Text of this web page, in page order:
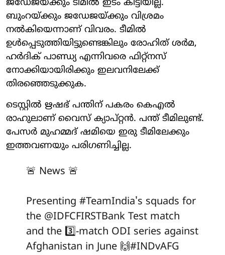
ജഡേജയ്ക്കും ടീമിൽ ഇടം കിട്ടിയില്ല.
ബുംറയ്ക്കും ജഡേജയ്ക്കും വിശ്രമം
നൽകിയെന്നാണ് വിവരം. ടീമിൽ
ഉൾപ്പെടുത്തിയിട്ടുണ്ടെങ്കിലും രോഹിത് ശർമ,
ഹർദിക് പാണ്ഡ്യ എന്നിവരെ ഫിറ്റ്നസ്
നോക്കിയായിരിക്കും ഇലവനിലേക്ക്
തിരഞ്ഞെടുക്കുക.
ടെസ്റ്റില്‍ ഋഷഭ് പന്തിന് പകരം കെഎല്‍
രാഹുലാണ് വൈസ് ക്യാപ്റ്റന്‍. പന്ത് ടീമിലുണ്ട്.
പേസർ മുഹമ്മദ് ഷമിയെ ഇരു ടീമിലേക്കും
ഇത്തവണയും പരി​ഗണിച്ചില്ല.
🚨 News 🚨
Presenting #TeamIndia's squads for
the @IDFCFIRSTBank Test match
and the 3️⃣-match ODI series against
Afghanistan in June 🙌#INDvAFG